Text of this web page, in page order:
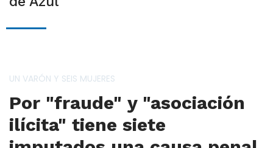
UN VARÓN Y SEIS MUJERES
Por "fraude" y "asociación
ilícita" tiene siete